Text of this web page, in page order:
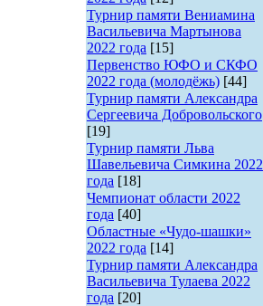
Турнир памяти Вениамина
Васильевича Мартынова
2022 года [15]
Первенство ЮФО и СКФО
2022 года (молодёжь) [44]
Турнир памяти Александра
Сергеевича Добровольского
[19]
Турнир памяти Льва
Шавельевича Симкина 2022
года [18]
Чемпионат области 2022
года [40]
Областные «Чудо-шашки»
2022 года [14]
Турнир памяти Александра
Васильевича Тулаева 2022
года [20]